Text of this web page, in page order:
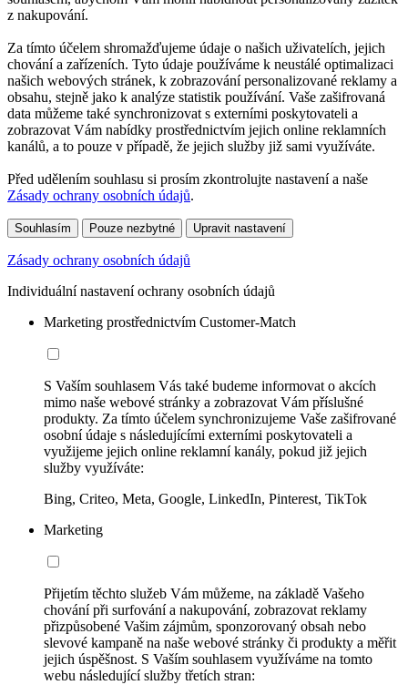
z nakupování.
Za tímto účelem shromažďujeme údaje o našich uživatelích, jejich
chování a zařízeních. Tyto údaje používáme k neustálé optimalizaci
našich webových stránek, k zobrazování personalizované reklamy a
obsahu, stejně jako k analýze statistik používání. Vaše zašifrovaná
data můžeme také synchronizovat s externími poskytovateli a
zobrazovat Vám nabídky prostřednictvím jejich online reklamních
kanálů, a to pouze v případě, že jejich služby již sami využíváte.
Před udělením souhlasu si prosím zkontrolujte nastavení a naše
Zásady ochrany osobních údajů.
Souhlasím Pouze nezbytné Upravit nastavení
Zásady ochrany osobních údajů
Individuální nastavení ochrany osobních údajů
Marketing prostřednictvím Customer-Match
S Vaším souhlasem Vás také budeme informovat o akcích
mimo naše webové stránky a zobrazovat Vám příslušné
produkty. Za tímto účelem synchronizujeme Vaše zašifrované
osobní údaje s následujícími externími poskytovateli a
využijeme jejich online reklamní kanály, pokud již jejich
služby využíváte:
Bing, Criteo, Meta, Google, LinkedIn, Pinterest, TikTok
Marketing
Přijetím těchto služeb Vám můžeme, na základě Vašeho
chování při surfování a nakupování, zobrazovat reklamy
přizpůsobené Vašim zájmům, sponzorovaný obsah nebo
slevové kampaně na naše webové stránky či produkty a měřit
jejich úspěšnost. S Vaším souhlasem využíváme na tomto
webu následující služby třetích stran: